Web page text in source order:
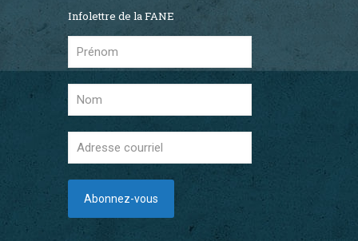
Infolettre de la FANE